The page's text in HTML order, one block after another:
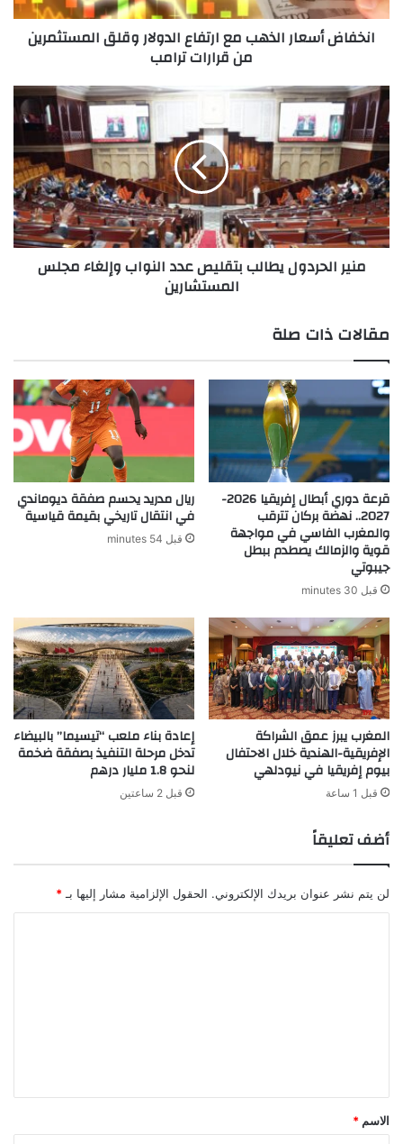
من
قرارات
انخفاض أسعار الذهب مع ارتفاع الدولار وقلق المستثمرين
من قرارات ترامب
منير
الحردول
يطالب
بتقليص
عدد
النواب
وإلغاء
مجلس
المستشارين
منير الحردول يطالب بتقليص عدد النواب وإلغاء مجلس
المستشارين
مقالات ذات صلة
قرعة دوري أبطال إفريقيا 2026-
2027.. نهضة بركان تترقب
والمغرب الفاسي في مواجهة
قوية والزمالك يصطدم ببطل
جيبوتي
قبل 30 minutes
ريال مدريد يحسم صفقة ديوماندي
في انتقال تاريخي بقيمة قياسية
قبل 54 minutes
المغرب يبرز عمق الشراكة
الإفريقية-الهندية خلال الاحتفال
بيوم إفريقيا في نيودلهي
قبل 1 ساعة
إعادة بناء ملعب “تيسيما” بالبيضاء
تدخل مرحلة التنفيذ بصفقة ضخمة
لنحو 1.8 مليار درهم
قبل 2 ساعتين
أضف تعليقاً
لن يتم نشر عنوان بريدك الإلكتروني. الحقول الإلزامية مشار إليها بـ *
*
الاسم *